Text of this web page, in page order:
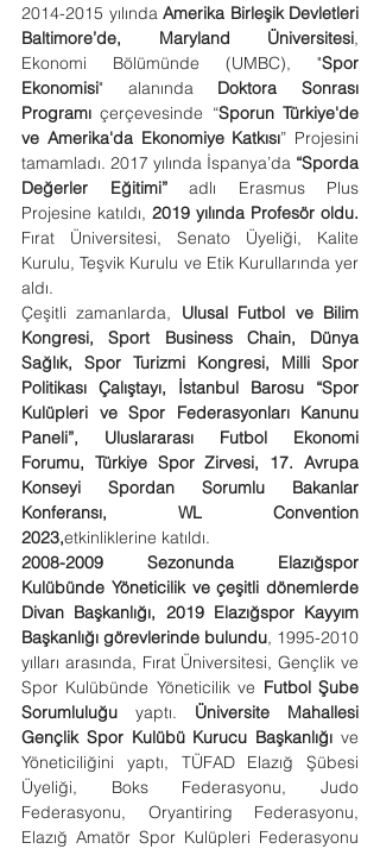
2014-2015 yılında Amerika Birleşik Devletleri
Baltimore’de, Maryland Üniversitesi,
Ekonomi Bölümünde (UMBC), "Spor
Ekonomisi" alanında Doktora Sonrası
Programı çerçevesinde “Sporun Türkiye'de
ve Amerika'da Ekonomiye Katkısı” Projesini
tamamladı. 2017 yılında İspanya’da “Sporda
Değerler Eğitimi” adlı Erasmus Plus
Projesine katıldı,
Fırat Üniversitesi, Senato Üyeliği, Kalite
Kurulu, Teşvik Kurulu ve Etik Kurullarında yer
aldı.
Çeşitli zamanlarda, Ulusal Futbol ve Bilim
Kongresi, Sport Business Chain, Dünya
Sağlık, Spor Turizmi Kongresi, ‪Milli Spor
Politikası Çalıştayı, İstanbul Barosu “Spor
Kulüpleri ve Spor Federasyonları Kanunu
Paneli”, Uluslararası Futbol Ekonomi
Forumu, Türkiye Spor Zirvesi, 17. Avrupa
Konseyi Spordan Sorumlu Bakanlar
Konferansı, WL Convention
2023,etkinliklerine katıldı.
2008-2009 Sezonunda Elazığspor
Kulübünde Yöneticilik ve çeşitli dönemlerde
Divan Başkanlığı, 2019 Elazığspor Kayyım
Başkanlığı görevlerinde bulundu, 1995-2010
yılları arasında, Fırat Üniversitesi, Gençlik ve
Spor Kulübünde Yöneticilik ve Futbol Şube
Sorumluluğu yaptı. Üniversite Mahallesi
Gençlik Spor Kulübü Kurucu Başkanlığı ve
Yöneticiliğini yaptı, TÜFAD Elazığ Şübesi
Üyeliği, Boks Federasyonu, Judo
Federasyonu, Oryantiring Federasyonu,
Elazığ Amatör Spor Kulüpleri Federasyonu